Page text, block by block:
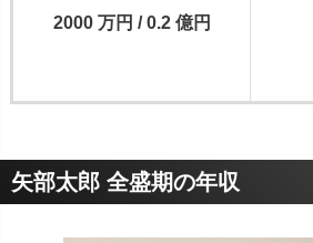
2000 万円 / 0.2 億円
矢部太郎 全盛期の年収